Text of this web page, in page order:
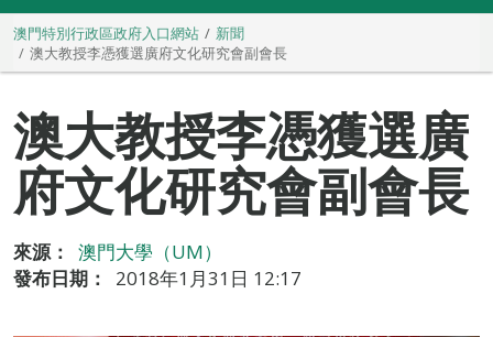
澳門特別行政區政府入口網站
新聞
澳大教授李憑獲選廣府文化研究會副會長
澳大教授李憑獲選廣
府文化研究會副會長
來源：
澳門大學（UM）
發布日期：
2018年1月31日 12:17